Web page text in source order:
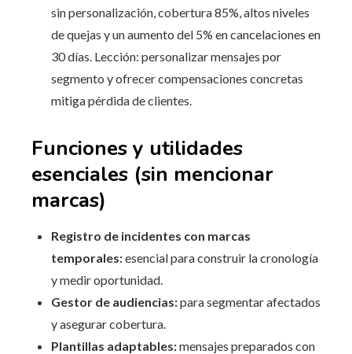
sin personalización, cobertura 85%, altos niveles
de quejas y un aumento del 5% en cancelaciones en
30 días. Lección: personalizar mensajes por
segmento y ofrecer compensaciones concretas
mitiga pérdida de clientes.
Funciones y utilidades
esenciales (sin mencionar
marcas)
Registro de incidentes con marcas
temporales:esencial para construir la cronología
y medir oportunidad.
Gestor de audiencias:para segmentar afectados
y asegurar cobertura.
Plantillas adaptables:mensajes preparados con